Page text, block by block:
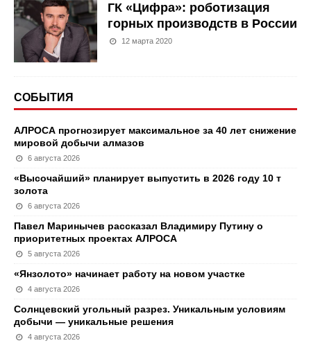
ГК «Цифра»: роботизация
горных производств в России
12 марта 2020
СОБЫТИЯ
АЛРОСА прогнозирует максимальное за 40 лет снижение
мировой добычи алмазов
6 августа 2026
«Высочайший» планирует выпустить в 2026 году 10 т
золота
6 августа 2026
Павел Маринычев рассказал Владимиру Путину о
приоритетных проектах АЛРОСА
5 августа 2026
«Янзолото» начинает работу на новом участке
4 августа 2026
Солнцевский угольный разрез. Уникальным условиям
добычи — уникальные решения
4 августа 2026